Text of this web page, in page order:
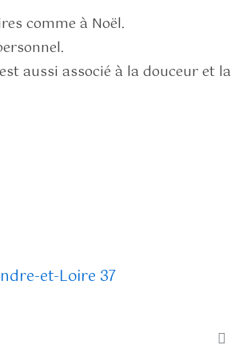
comme à Noël.
aussi associé à la douceur et la